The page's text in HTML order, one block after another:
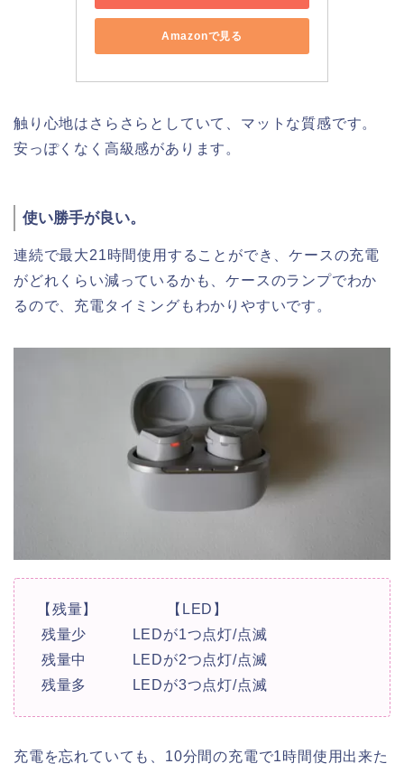
Amazonで見る
触り心地はさらさらとしていて、マットな質感です。
安っぽくなく高級感があります。
使い勝手が良い。
連続で最大21時間使用することができ、ケースの充電
がどれくらい減っているかも、ケースのランプでわか
るので、充電タイミングもわかりやすいです。
【残量】 【LED】
残量少 LEDが1つ点灯/点滅
残量中 LEDが2つ点灯/点滅
残量多 LEDが3つ点灯/点滅
充電を忘れていても、10分間の充電で1時間使用出来た